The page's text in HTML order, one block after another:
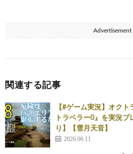
Advertisement
関連する記事
【#ゲーム実況】オク
トラベラー0』を実況
り】【雪月天音】
2026.06.11